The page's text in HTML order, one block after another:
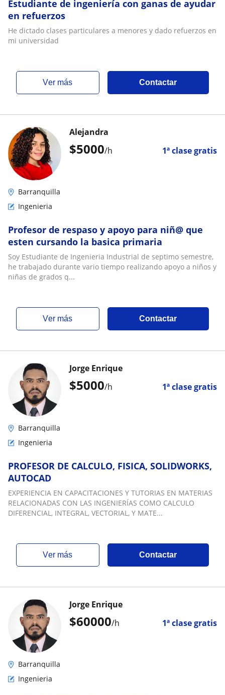
Estudiante de ingeniería con ganas de ayudar
en refuerzos
He dictado clases particulares a menores y dado refuerzos en
mi universidad
ver más Contactar
$5000/h 1ª clase gratis
Alejandra
Barranquilla
Ingenieria
Profesor de respaso y apoyo para niñ@ que
esten cursando la basica primaria
Soy Estudiante de Ingenieria Industrial de septimo semestre,
he trabajado durante vario tiempo realizando apoyo a niños y
niñas de grados q...
ver más Contactar
$5000/h 1ª clase gratis
Jorge Enrique
Barranquilla
Ingenieria
PROFESOR DE CALCULO, FISICA, SOLIDWORKS,
AUTOCAD
EXPERIENCIA EN CAPACITACIONES Y TUTORIAS EN MATERIAS
RELACIONADAS CON LAS INGENIERÍAS COMO CALCULO
DIFERENCIAL, INTEGRAL, VECTORIAL, Y MATE...
ver más Contactar
$60000/h 1ª clase gratis
Jorge Enrique
Barranquilla
Ingenieria